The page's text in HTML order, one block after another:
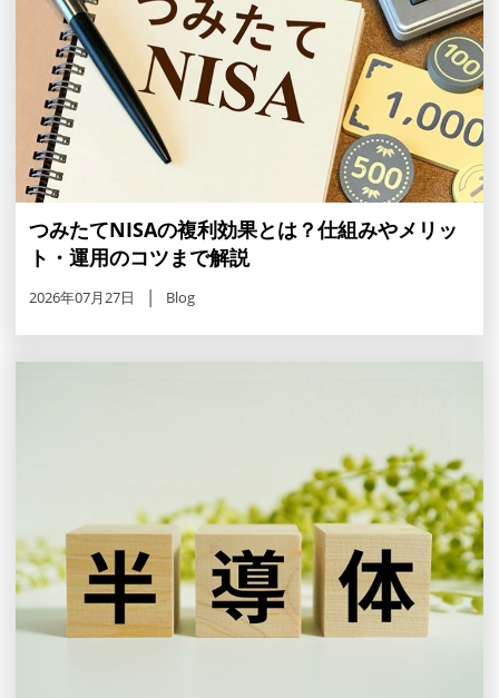
つみたてNISAの複利効果とは？仕組みやメリッ
ト・運用のコツまで解説
2026年07月27日 Blog